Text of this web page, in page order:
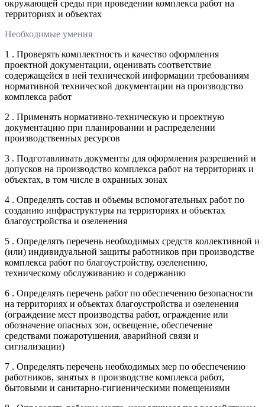
окружающей среды при проведении комплекса работ на
территориях и объектах
Необходимые умения
1 . Проверять комплектность и качество оформления
проектной документации, оценивать соответствие
содержащейся в ней технической информации требованиям
нормативной технической документации на производство
комплекса работ
2 . Применять нормативно-техническую и проектную
документацию при планировании и распределении
производственных ресурсов
3 . Подготавливать документы для оформления разрешений и
допусков на производство комплекса работ на территориях и
объектах, в том числе в охранных зонах
4 . Определять состав и объемы вспомогательных работ по
созданию инфраструктуры на территориях и объектах
благоустройства и озеленения
5 . Определять перечень необходимых средств коллективной и
(или) индивидуальной защиты работников при производстве
комплекса работ по благоустройству, озеленению,
техническому обслуживанию и содержанию
6 . Определять перечень работ по обеспечению безопасности
на территориях и объектах благоустройства и озеленения
(ограждение мест производства работ, ограждение или
обозначение опасных зон, освещение, обеспечение
средствами пожаротушения, аварийной связи и
сигнализации)
7 . Определять перечень необходимых мер по обеспечению
работников, занятых в производстве комплекса работ,
бытовыми и санитарно-гигиеническими помещениями